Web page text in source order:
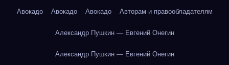
Авокадо Авокадо Авокадо Авторам и правообладателям
Александр Пушкин — Евгений Онегин
Александр Пушкин — Евгений Онегин